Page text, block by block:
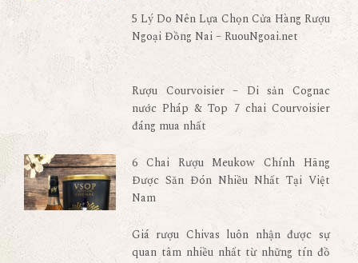
5 Lý Do Nên Lựa Chọn Cửa Hàng Rượu
Ngoại Đồng Nai – RuouNgoai.net
Rượu Courvoisier – Di sản Cognac
nước Pháp & Top 7 chai Courvoisier
đáng mua nhất
6 Chai Rượu Meukow Chính Hãng
Được Săn Đón Nhiều Nhất Tại Việt
Nam
Giá rượu Chivas luôn nhận được sự
quan tâm nhiều nhất từ những tín đồ